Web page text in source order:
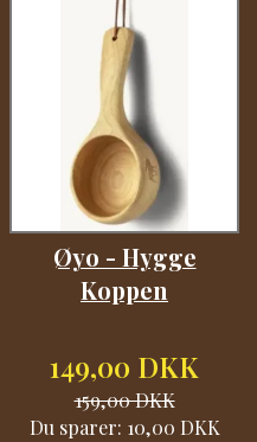
Øyo - Hygge
Koppen
149,00 DKK
159,00 DKK
Du sparer: 10,00 DKK